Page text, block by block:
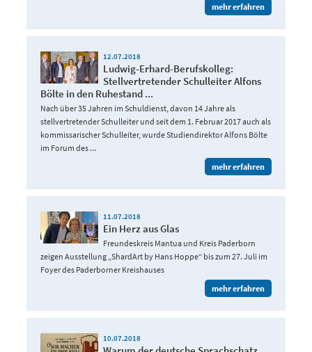
mehr erfahren
12.07.2018
Ludwig-Erhard-Berufskolleg:
Stellvertretender Schulleiter Alfons
Bölte in den Ruhestand ...
Nach über 35 Jahren im Schuldienst, davon 14 Jahre als
stellvertretender Schulleiter und seit dem 1. Februar 2017 auch als
kommissarischer Schulleiter, wurde Studiendirektor Alfons Bölte
im Forum des ...
mehr erfahren
11.07.2018
Ein Herz aus Glas
Freundeskreis Mantua und Kreis Paderborn
zeigen Ausstellung „ShardArt by Hans Hoppe“ bis zum 27. Juli im
Foyer des Paderborner Kreishauses
mehr erfahren
10.07.2018